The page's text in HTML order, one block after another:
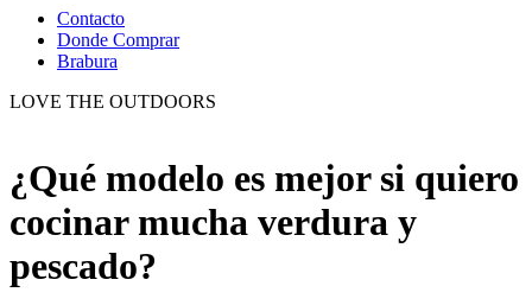
Contacto
Donde Comprar
Brabura
LOVE THE OUTDOORS
¿Qué modelo es mejor si quiero
cocinar mucha verdura y
pescado?